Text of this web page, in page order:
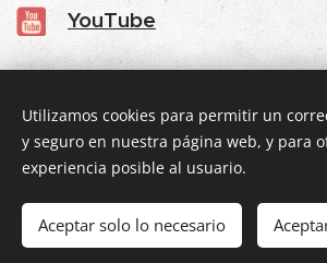
YouTube
© 2025 eventic360.Todos los
Creado por
Utilizamos cookies para permitir un
y seguro en nuestra página web, y para
experiencia posible al usuario.
Aceptar solo lo necesario